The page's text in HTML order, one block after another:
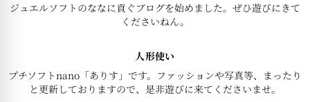
ジュエルソフトのななに貢ぐブログを始めました。ぜひ遊びにきて
くださいねん。
人形使い
プチソフトnano「ありす」です。ファッションや写真等、まったり
と更新しておりますので、是非遊びに来てくださいませ。